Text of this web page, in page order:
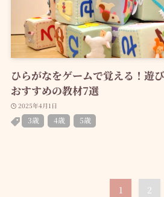
ひらがなをゲームで覚える！遊
おすすめの教材7選
2025年4月1日
3歳 4歳 5歳
1 2